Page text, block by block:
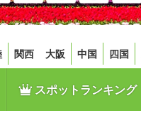
関西 大阪 中国 四国
スポットランキング